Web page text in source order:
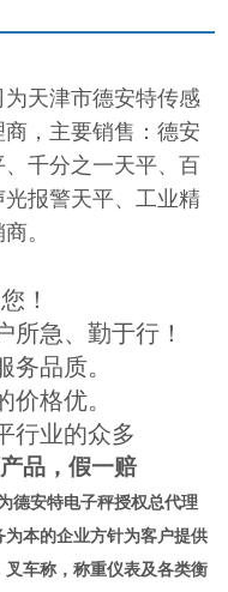
天津市德安特传感
，主要销售：德安
千分之一天平、百
报警天平、工业精
。
！
所急、勤于行！
务品质。
格优。
行业的众多
品，假一赔
德安特电子秤授权总代理
为本的企业方针为客户提供
车称，称重仪表及各类衡